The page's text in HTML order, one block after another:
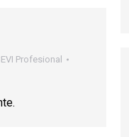
Profesional